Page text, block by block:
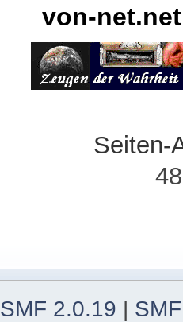
von-net.net
Seiten-
SMF 2.0.19 |